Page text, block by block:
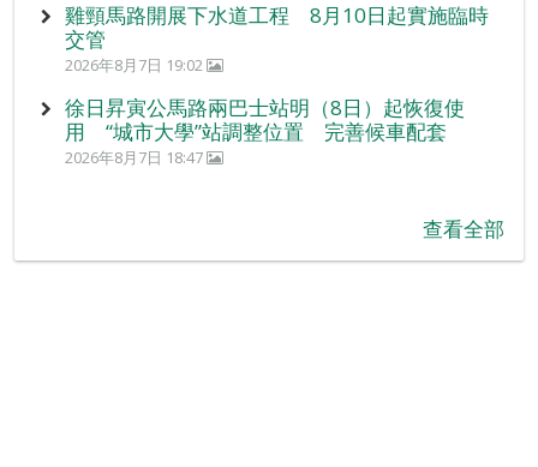
雞頸馬路開展下水道工程 8月10日起實施臨時
交管
2026年8月7日 19:02
徐日昇寅公馬路兩巴士站明（8日）起恢復使
用 “城市大學”站調整位置 完善候車配套
2026年8月7日 18:47
查看全部